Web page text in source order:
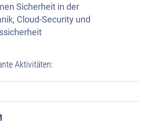
Sicherheit in der
Cloud-Security und
Aktivitäten: